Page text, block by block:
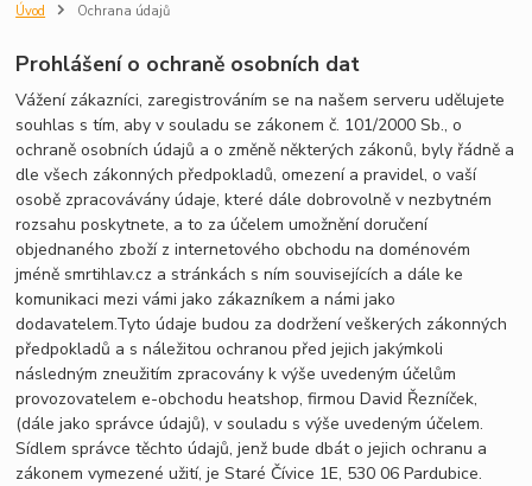
Úvod Ochrana údajů
Prohlášení o ochraně osobních dat
Vážení zákazníci, zaregistrováním se na našem serveru udělujete
souhlas s tím, aby v souladu se zákonem č. 101/2000 Sb., o
ochraně osobních údajů a o změně některých zákonů, byly řádně a
dle všech zákonných předpokladů, omezení a pravidel, o vaší
osobě zpracovávány údaje, které dále dobrovolně v nezbytném
rozsahu poskytnete, a to za účelem umožnění doručení
objednaného zboží z internetového obchodu na doménovém
jméně smrtihlav.cz a stránkách s ním souvisejících a dále ke
komunikaci mezi vámi jako zákazníkem a námi jako
dodavatelem.Tyto údaje budou za dodržení veškerých zákonných
předpokladů a s náležitou ochranou před jejich jakýmkoli
následným zneužitím zpracovány k výše uvedeným účelům
provozovatelem e-obchodu heatshop, firmou David Řezníček,
(dále jako správce údajů), v souladu s výše uvedeným účelem.
Sídlem správce těchto údajů, jenž bude dbát o jejich ochranu a
zákonem vymezené užití, je Staré Čívice 1E, 530 06 Pardubice.